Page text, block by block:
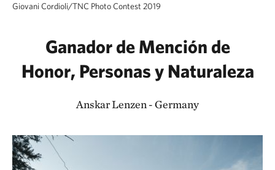
Giovani Cordioli/TNC Photo Contest 2019
Ganador de Mención de
Honor, Personas y Naturaleza
Anskar Lenzen - Germany